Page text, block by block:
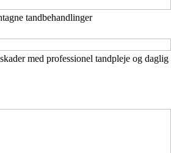
tandbehandlinger
med professionel tandpleje og daglig